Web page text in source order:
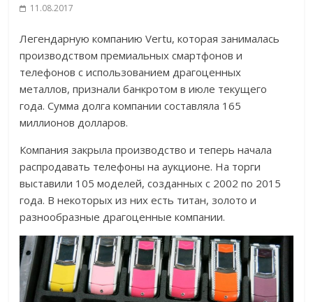
11.08.2017
Легендарную компанию Vertu, которая занималась
производством премиальных смартфонов и
телефонов с использованием драгоценных
металлов, признали банкротом в июле текущего
года. Сумма долга компании составляла 165
миллионов долларов.
Компания закрыла производство и теперь начала
распродавать телефоны на аукционе. На торги
выставили 105 моделей, созданных с 2002 по 2015
года. В некоторых из них есть титан, золото и
разнообразные драгоценные компании.